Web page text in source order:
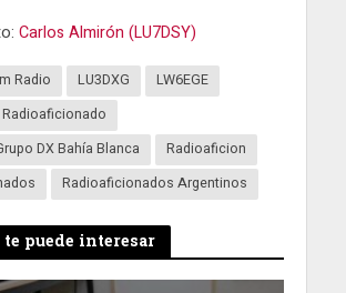
Carlos Almirón (LU7DSY)
Radio LU3DXG
LW6EGE
DX Bahía Blanca
Radioaficion
Radioaficionados Argentinos
te puede interesar